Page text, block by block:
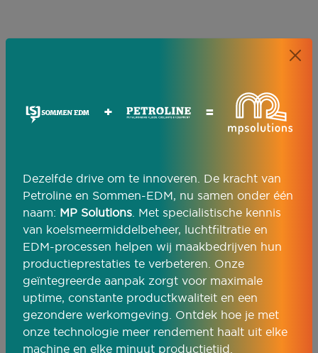
Elke productieomgeving is uniek. Daarom
afgestemd op jouw proces. Onze specialisten
analyseren de huidige situatie, adviseren
gericht en realiseren een integratie die direct
rendement oplevert.
Analyse van jouw proces en doelstellingen
Advies en configuratie van de juiste
technologie
Nazorg voor optimale prestaties
+ =
Dezelfde drive om te innoveren. De kracht van
Petroline en Sommen-EDM, nu samen onder één
naam: MP Solutions . Met specialistische kennis
van koelsmeermiddelbeheer, luchtfiltratie en
EDM-processen helpen wij maakbedrijven hun
productieprestaties te verbeteren. Onze
geïntegreerde aanpak zorgt voor maximale
uptime, constante productkwaliteit en een
gezondere werkomgeving. Ontdek hoe je met
onze technologie meer rendement haalt uit elke
machine en elke minuut productietijd.